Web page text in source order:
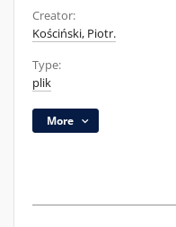
Creator:
Kościński, Piotr.
Type:
plik
More